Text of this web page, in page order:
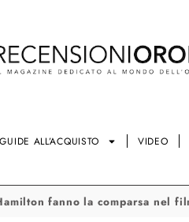
GUIDE ALL’ACQUISTO VIDEO
fanno la comparsa nel